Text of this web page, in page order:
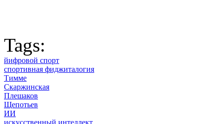
Tags:
йифровой спорт
спортивная фиджиталогия
Тимме
Скаржинская
Плешаков
Щепотьев
ИИ
искусственный интеллект